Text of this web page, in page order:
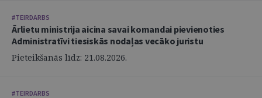
#TEIRDARBS
Ārlietu ministrija aicina savai komandai pievienoties
Administratīvi tiesiskās nodaļas vecāko juristu
Pieteikšanās līdz: 21.08.2026.
#TEIRDARBS